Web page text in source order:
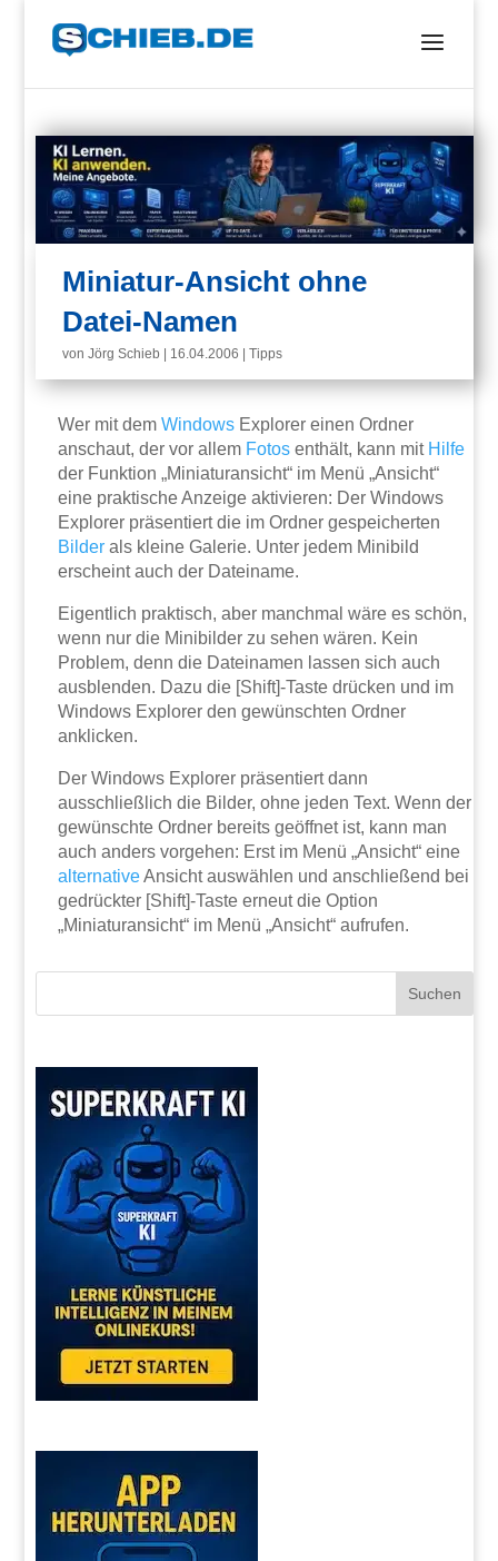
Miniatur-Ansicht ohne
Datei-Namen
vonJörg Schieb 16.04.2006 |Tipps
Wer mit demWindows Explorer einen Ordner
anschaut, der vor allem Fotos enthält, kann mit Hilfe
der Funktion „Miniaturansicht“ im Menü „Ansicht“
eine praktische Anzeige aktivieren: Der Windows
Explorer präsentiert die im Ordner gespeicherten
Bilder als kleine Galerie. Unter jedem Minibild
erscheint auch der Dateiname.
Eigentlich praktisch, aber manchmal wäre es schön,
wenn nur die Minibilder zu sehen wären. Kein
Problem, denn die Dateinamen lassen sich auch
ausblenden. Dazu die [Shift]-Taste drücken und im
Windows Explorer den gewünschten Ordner
anklicken.
Der Windows Explorer präsentiert dann
ausschließlich die Bilder, ohne jeden Text. Wenn der
gewünschte Ordner bereits geöffnet ist, kann man
auch anders vorgehen: Erst im Menü „Ansicht“ eine
alternativeAnsicht auswählen und anschließend bei
gedrückter [Shift]-Taste erneut die Option
„Miniaturansicht“ im Menü „Ansicht“ aufrufen.